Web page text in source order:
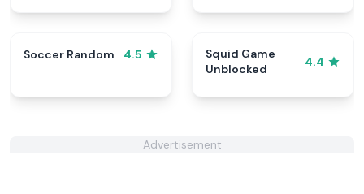
Soccer Random 4.5
Squid Game
Unblocked
4.4
Advertisement